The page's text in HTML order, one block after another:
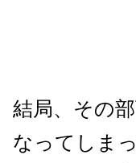
結局、その
なってしま